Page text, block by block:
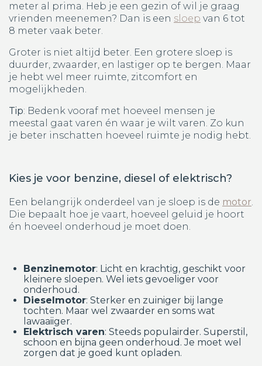
meter al prima. Heb je een gezin of wil je graag
vrienden meenemen? Dan is een sloep van 6 tot
8 meter vaak beter.
Groter is niet altijd beter. Een grotere sloep is
duurder, zwaarder, en lastiger op te bergen. Maar
je hebt wel meer ruimte, zitcomfort en
mogelijkheden.
Tip: Bedenk vooraf met hoeveel mensen je
meestal gaat varen én waar je wilt varen. Zo kun
je beter inschatten hoeveel ruimte je nodig hebt.
Kies je voor benzine, diesel of elektrisch?
Een belangrijk onderdeel van je sloep is de motor.
Die bepaalt hoe je vaart, hoeveel geluid je hoort
én hoeveel onderhoud je moet doen.
Benzinemotor: Licht en krachtig, geschikt voor
kleinere sloepen. Wel iets gevoeliger voor
onderhoud.
Dieselmotor: Sterker en zuiniger bij lange
tochten. Maar wel zwaarder en soms wat
lawaaiiger.
Elektrisch varen: Steeds populairder. Superstil,
schoon en bijna geen onderhoud. Je moet wel
zorgen dat je goed kunt opladen.